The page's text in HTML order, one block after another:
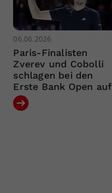
06.06.2026
Paris-Finalisten
Zverev und Cobolli
schlagen bei den
Erste Bank Open auf